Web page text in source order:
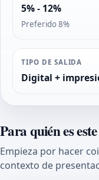
5% - 12%
Preferido 8%
TIPO DE SALIDA
Digital +
Para quién es
Empieza por hacer
contexto de